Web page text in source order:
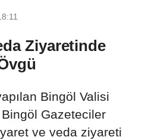
Ziyaretinde
Bingöl Valisi
Gazeteciler
ve veda ziyareti